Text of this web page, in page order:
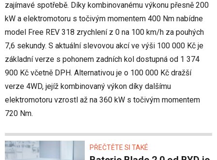
zajímavé spotřebě. Díky kombinovanému výkonu přesně 200
kW a elektromotoru s točivým momentem 400 Nm nabídne
model Free REV 318 zrychlení z 0 na 100 km/h za pouhých
7,6 sekundy. S aktuální slevovou akcí ve výši 100 000 Kč je
základní verze s pohonem zadních kol dostupná od 1 374
900 Kč včetně DPH. Alternativou je o 100 000 Kč dražší
verze 4WD, jejíž kombinovaný výkon díky dalšímu
elektromotoru vzrostl až na 360 kW s točivým momentem
720 Nm.
PŘEČTĚTE SI TAKÉ